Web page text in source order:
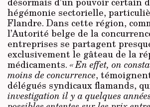
hégémonie sectorielle,
Flandre. Dans cette région,
l’Autorité belge de la
entreprises se partagent
exclusivement le gâteau de la
médicaments. « En effet, on
moins de concurrence,
délégués syndicaux flamands,
investigation il y a quelques